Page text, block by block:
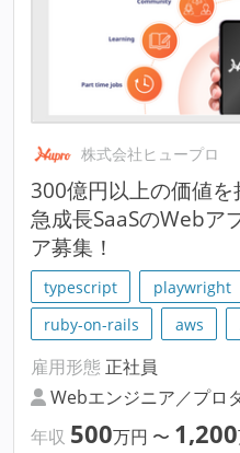
株式会社ヒュープロ
300億円以上の価値を
急成長SaaSのWebア
ア募集！
typescript playwright
ruby-on-rails
aws
雇用形態 正社員
Webエンジニア／プロ
年収 500万円 〜 1,200